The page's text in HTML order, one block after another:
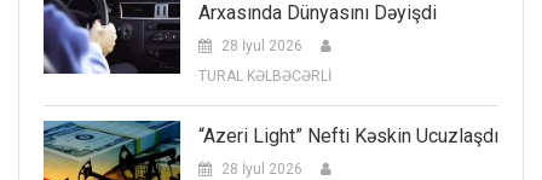
Arxasında Dünyasını Dəyişdi
28 İyul 2026
TURAL KƏLBƏCƏRLİ
“Azeri Light” Nefti Kəskin Ucuzlaşdı
28 İyul 2026